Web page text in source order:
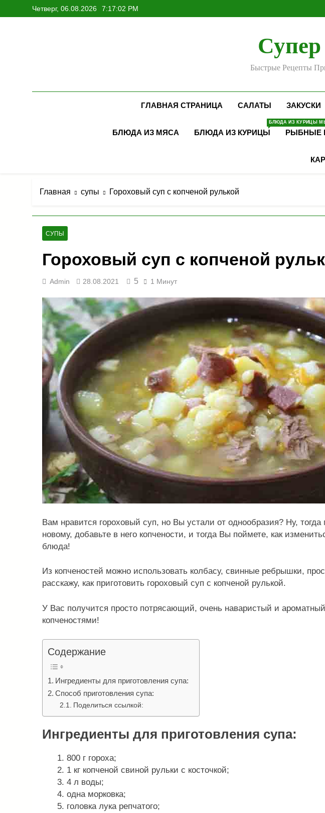
к
Четверг, 06.08.2026 7:17:04 PM
Быстрые Рецепты
ГЛАВНАЯ СТРАНИЦА САЛАТЫ ЗАКУСКИ
БЛЮДА ИЗ МЯСА БЛЮДА ИЗ КУРИЦЫ
БЛЮДА ИЗ КУРИЦЫ
РЫБНЫЕ
Главная супы Гороховый суп с копченой рулькой
СУПЫ
Гороховый суп с копченой
Admin 28.08.2021 5 1 Минут
Вам нравится гороховый суп, но Вы устали от однообразия? Ну, тогда
новому, добавьте в него копчености, и тогда Вы поймете, как
блюда!
Из копченостей можно использовать колбасу, свинные ребрышки,
расскажу, как приготовить гороховый суп с копченой рулькой.
У Вас получится просто потрясающий, очень наваристый и
копченостями!
Содержание
Ингредиенты для приготовления супа:
Способ приготовления супа:
Поделиться ссылкой:
Ингредиенты для приготовления супа:
800 г гороха;
1 кг копченой свиной рульки с косточкой;
4 л воды;
одна морковка;
головка лука репчатого;